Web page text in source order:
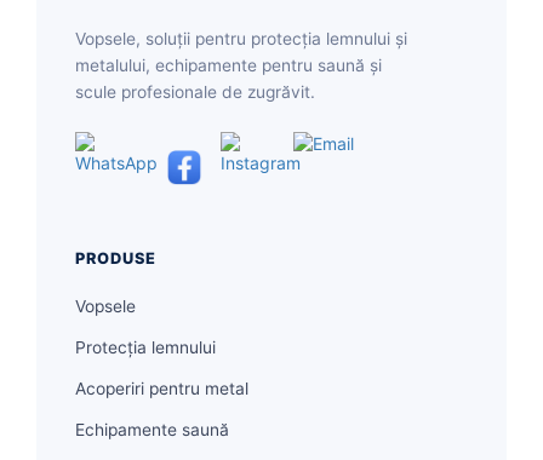
Vopsele, soluții pentru protecția lemnului și
metalului, echipamente pentru saună și
scule profesionale de zugrăvit.
PRODUSE
Vopsele
Protecția lemnului
Acoperiri pentru metal
Echipamente saună